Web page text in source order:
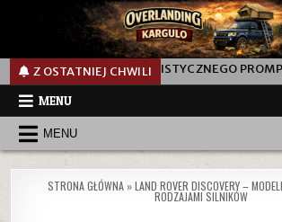
Z OSTATNIEJ CHWILI
PROMPTU DO GENEROWANIA
MENU
MENU
STRONA GŁÓWNA »LAND ROVER DISCOVERY –
RODZAJAMI SILNIKÓW